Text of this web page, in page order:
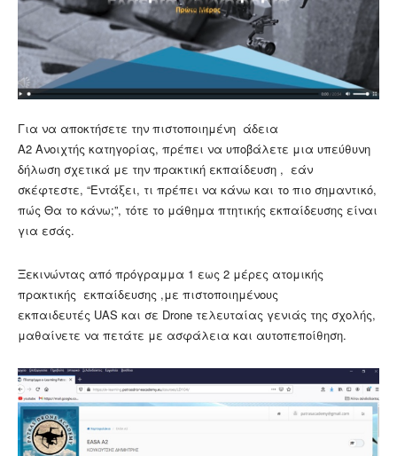
Για να αποκτήσετε την πιστοποιημένη άδεια
Α2 Ανοιχτής κατηγορίας, πρέπει να υποβάλετε μια υπεύθυνη
δήλωση σχετικά με την πρακτική εκπαίδευση , εάν
σκέφτεστε, “Εντάξει, τι πρέπει να κάνω και το πιο σημαντικό,
πώς Θα το κάνω;”, τότε το μάθημα πτητικής εκπαίδευσης είναι
για εσάς.
Ξεκινώντας από πρόγραμμα 1 εως 2 μέρες ατομικής
πρακτικής εκπαίδευσης ,με πιστοποιημένους
εκπαιδευτές UAS και σε Drone τελευταίας γενιάς της σχολής,
μαθαίνετε να πετάτε με ασφάλεια και αυτοπεποίθηση.